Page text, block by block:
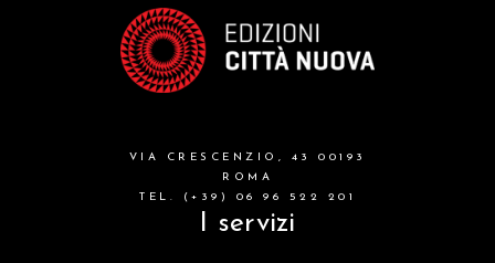
VIA CRESCENZIO, 43 00193
ROMA
TEL. (+39) 06 96 522 201
I servizi